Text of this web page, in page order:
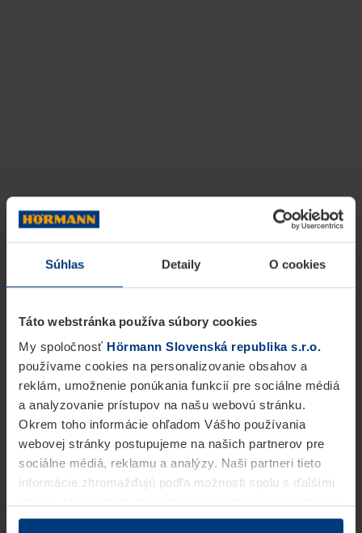
Súhlas Detaily O cookies
Táto webstránka používa súbory cookies
My spoločnosť Hörmann Slovenská republika s.r.o.
používame cookies na personalizovanie obsahov a
reklám, umožnenie ponúkania funkcií pre sociálne médiá
a analyzovanie prístupov na našu webovú stránku.
Okrem toho informácie ohľadom Vášho používania
webovej stránky postupujeme na našich partnerov pre
sociálne médiá, reklamu a analýzy. Naši partneri tieto
informácie zhromažďujú podľa možnosti spolu s ďalšími
v rámci Vášho využívania služieb.